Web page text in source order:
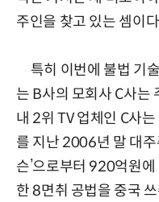
주인을 찾고 있는 셈이
특히 이번에 불법 기
는 B사의 모회사 C사는
내 2위 TV 업체인 C사
를 지난 2006년 말 대주
슨’으로부터 920억원
한 8면취 공법을 중국